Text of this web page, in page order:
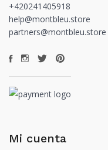
+420241405918
help@montbleu.store
partners@montbleu.store
Mi cuenta